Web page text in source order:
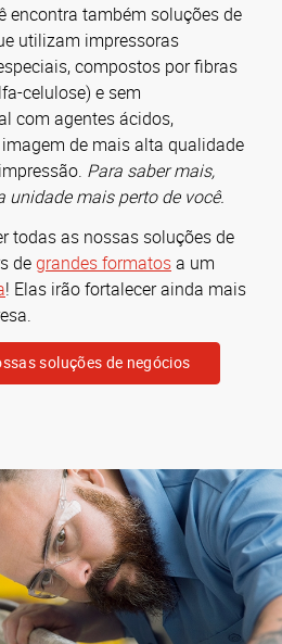
encontra também soluções de
utilizam impressoras
compostos por fibras
celulose) e sem
com agentes ácidos,
de mais alta qualidade
Para saber mais,
unidade mais perto de você.
todas as nossas soluções de
degrandes formatosa um
! Elas irão fortalecer ainda mais
soluções de negócios